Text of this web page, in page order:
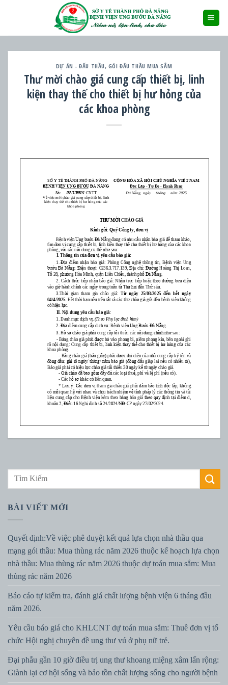
DỰ ÁN - ĐẤU THẦU, GÓI ĐẤU THẦU MUA SẮM
Thư mời chào giá cung cấp thiết bị, linh
kiện thay thế cho thiết bị hư hỏng của
các khoa phòng
BÀI VIẾT MỚI
Quyết định:Về việc phê duyệt kết quả lựa chọn nhà thầu qua
mạng gói thầu: Mua thùng rác năm 2026 thuộc kế hoạch lựa chọn
nhà thầu: Mua thùng rác năm 2026 thuộc dự toán mua sắm: Mua
thùng rác năm 2026
Báo cáo tự kiểm tra, đánh giá chất lượng bệnh viện 6 tháng đầu
năm 2026.
Yêu cầu báo giá cho KHLCNT dự toán mua sắm: Thuê đơn vị tổ
chức Hội nghị chuyên đề ung thư vú ở phụ nữ trẻ.
Đại phẫu gần 10 giờ điều trị ung thư khoang miệng xâm lấn rộng:
Giành lại cơ hội sống và bảo tồn chất lượng sống cho người bệnh